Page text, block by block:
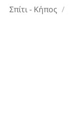
Σπίτι - Κήπος /